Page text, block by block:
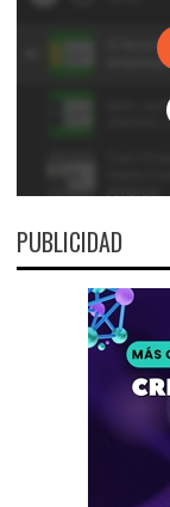
PUBLICIDAD